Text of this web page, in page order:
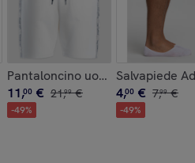
Pantaloncino uomo no stress
11,00 € 21,99 €
-49%
Salvapiede
4,00 € 7,99 €
-49%